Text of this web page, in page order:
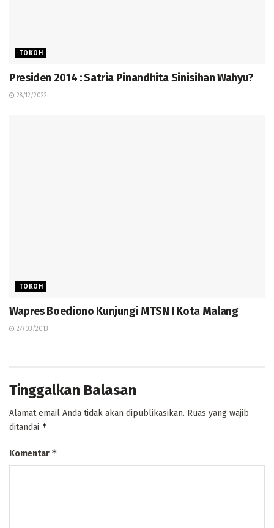
TOKOH
Presiden 2014 : Satria Pinandhita Sinisihan Wahyu?
28/12/2022
TOKOH
Wapres Boediono Kunjungi MTSN I Kota Malang
27/03/2013
Tinggalkan Balasan
Alamat email Anda tidak akan dipublikasikan. Ruas yang wajib
ditandai *
Komentar *